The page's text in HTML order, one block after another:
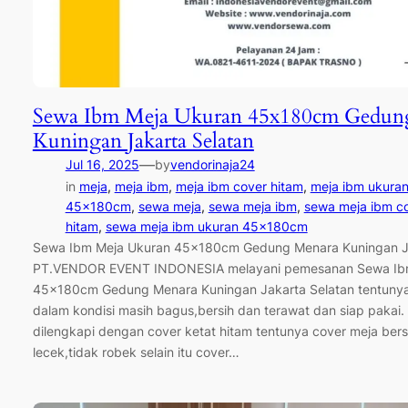
Sewa Ibm Meja Ukuran 45x180cm
Kuningan Jakarta Selatan
Jul 16, 2025—byvendorinaja24
in meja, meja ibm, meja ibm cover hitam, meja ibm ukuran
45x180cm, sewa meja, sewa meja ibm, sewa meja ibm
hitam, sewa meja ibm ukuran 45x180cm
Sewa Ibm Meja Ukuran 45x180cm Gedung Menara Kuningan
PT.VENDOR EVENT INDONESIA melayani pemesanan Sewa
45x180cm Gedung Menara Kuningan Jakarta Selatan
dalam kondisi masih bagus,bersih dan terawat dan siap
dilengkapi dengan cover ketat hitam tentunya cover meja
lecek,tidak robek selain itu cover…